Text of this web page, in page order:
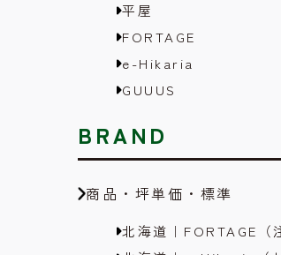
平屋
FORTAGE
e-Hikaria
GUUUS
BRAND
商品・坪単価・標準
北海道｜FORTAGE（